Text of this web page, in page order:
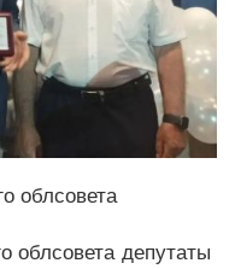
облсовета
облсовета депутаты